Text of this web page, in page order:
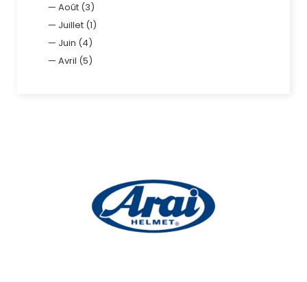
Août (3)
Juillet (1)
Juin (4)
Avril (5)